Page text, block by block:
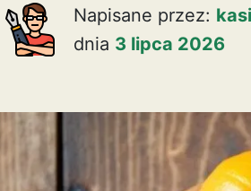
Napisane przez:
dnia 3 lipca 2026